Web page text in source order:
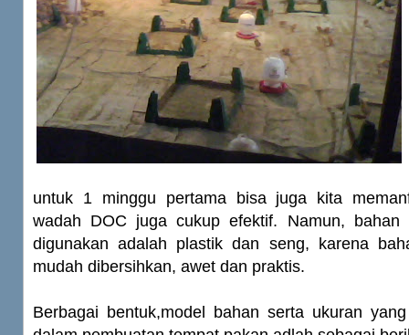
untuk 1 minggu pertama bisa juga kita
wadah DOC juga cukup efektif. Namun, bahan
digunakan adalah plastik dan seng, karena
mudah dibersihkan, awet dan praktis.
Berbagai bentuk,model bahan serta ukuran